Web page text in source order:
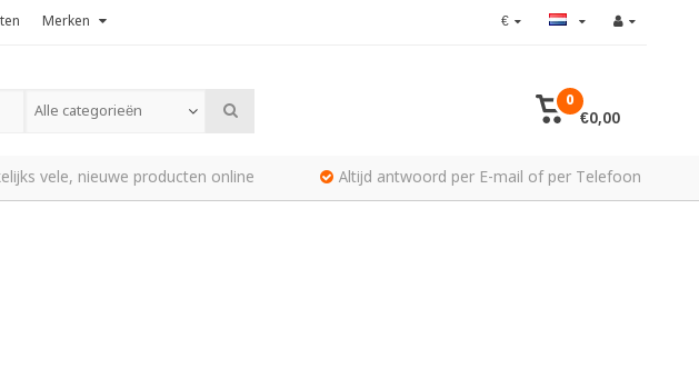
Merken €
Alle categorieën
0
€0,00
vele, nieuwe producten online Altijd antwoord per E-mail of per Telefoon